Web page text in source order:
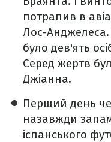
потрапив в
Лос-Анджелеса.
було дев'ять
Серед жертв
Джіанна.
Перший день
назавжди
іспанського